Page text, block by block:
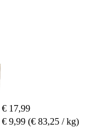
€ 17,99
€ 9,99 (€ 83,25 / kg)